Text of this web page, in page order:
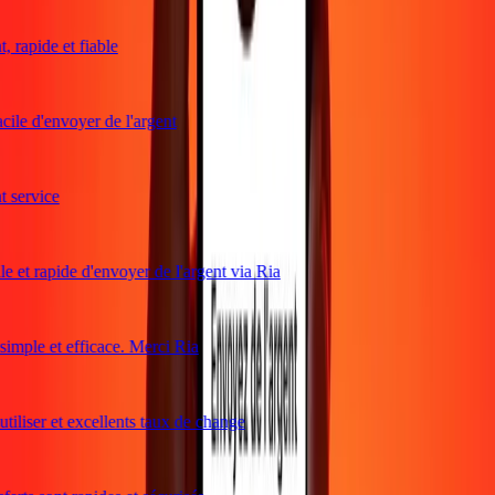
et fiable
d'envoyer de l'argent
rapide d'envoyer de l'argent via Ria
et efficace. Merci Ria
et excellents taux de change